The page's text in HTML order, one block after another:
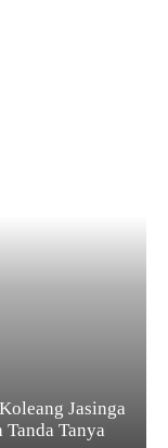
Jasinga
Tanya